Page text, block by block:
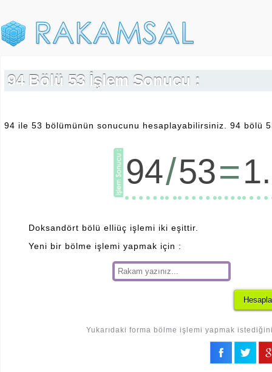
94 Bölü 53 İşlem Sonucu :
94 ile 53 bölümünün sonucunu hesaplayabilirsiniz. 94 bölü
94/53=
Doksandört bölü elliüç işlemi iki eşittir.
Yeni bir bölme işlemi yapmak için :
Yukarıdaki forma bölme işlemi yapmak